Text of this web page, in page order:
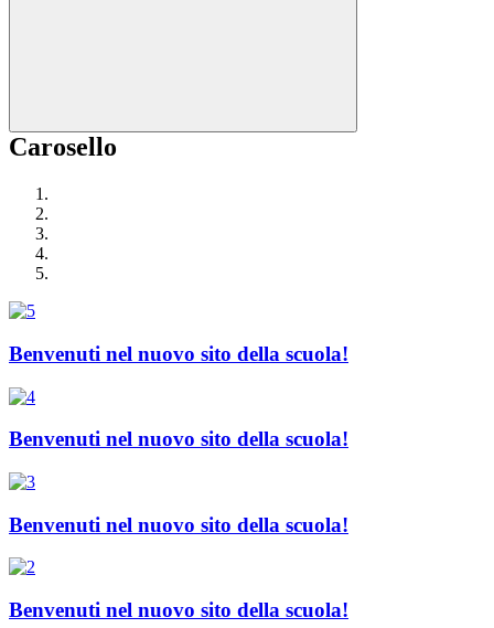
Carosello
Benvenuti nel nuovo sito della scuola!
Benvenuti nel nuovo sito della scuola!
Benvenuti nel nuovo sito della scuola!
Benvenuti nel nuovo sito della scuola!